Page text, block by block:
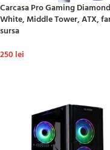
Carcasa Pro Gaming Diamond
White, Middle Tower, ATX,
sursa
250 lei